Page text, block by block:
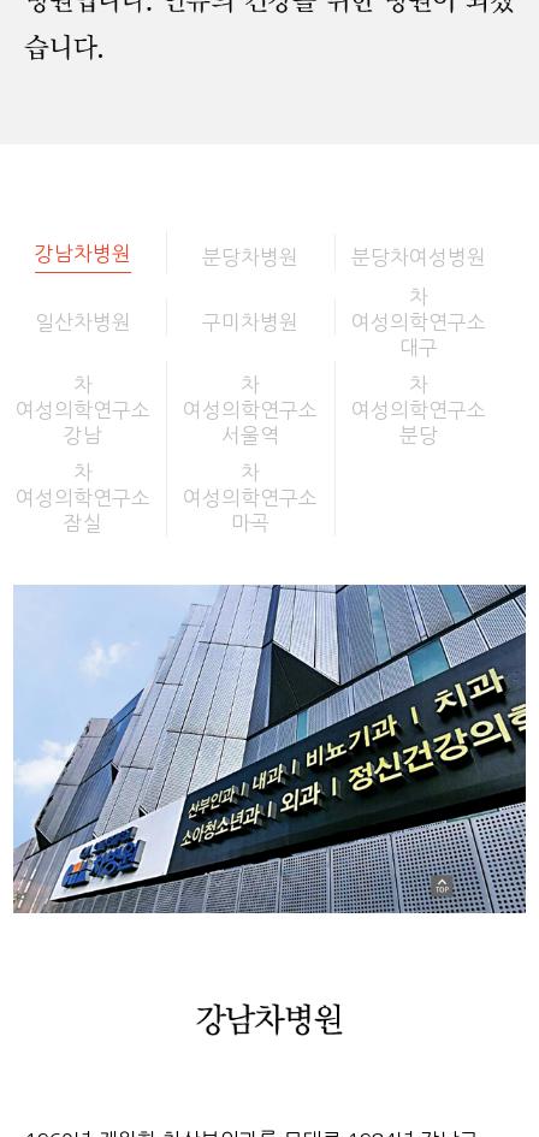
강남차병원 분당차병원 분당차여성병원
일산차병원 구미차병원
차
여성의학연구소
대구
차
여성의학연구소
강남
차
여성의학연구소
서울역
차
여성의학연구소
분당
차
여성의학연구소
잠실
차
여성의학연구소
마곡